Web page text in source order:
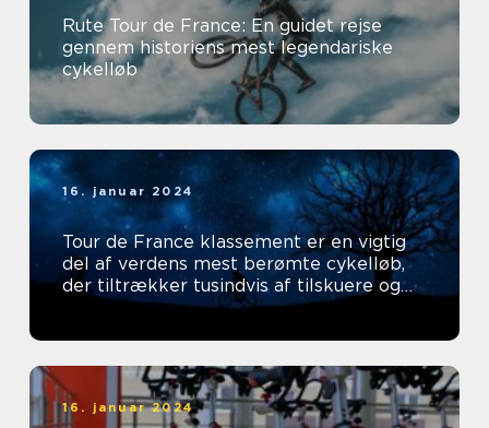
Rute Tour de France: En guidet rejse
gennem historiens mest legendariske
cykelløb
16. januar 2024
Tour de France klassement er en vigtig
del af verdens mest berømte cykelløb,
der tiltrækker tusindvis af tilskuere og
tv-seere hvert år
16. januar 2024